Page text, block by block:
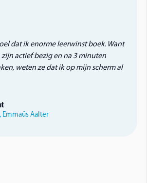
dat ik enorme leerwinst boek. Want
actief bezig en na 3 minuten
weten ze dat ik op mijn scherm al
Emmaüs Aalter